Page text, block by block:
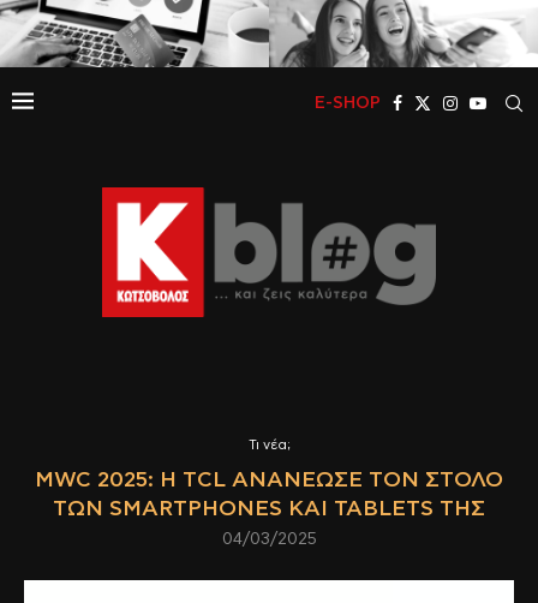
E-SHOP
Τι νέα;
MWC 2025: H TCL ΑΝΑΝΈΩΣΕ ΤΟΝ ΣΤΌΛΟ
ΤΩΝ SMARTPHONES ΚΑΙ TABLETS ΤΗΣ
04/03/2025